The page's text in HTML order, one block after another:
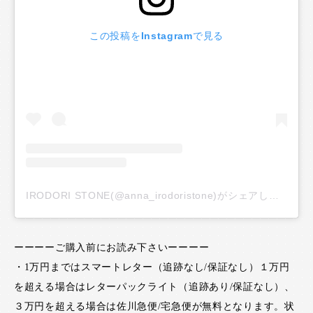
この投稿をInstagramで見る
ーーーーご購入前にお読み下さいーーーー
・1万円まではスマートレター（追跡なし/保証なし）１万円
を超える場合はレターパックライト（追跡あり/保証なし）、
３万円を超える場合は佐川急便/宅急便が無料となります。状